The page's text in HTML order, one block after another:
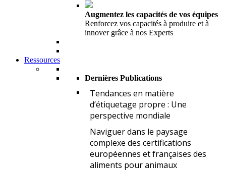
Augmentez les capacités de vos équipes
Renforcez vos capacités à produire et à
innover grâce à nos Experts
Ressources
Dernières Publications
Tendances en matière
d’étiquetage propre : Une
perspective mondiale
Naviguer dans le paysage
complexe des certifications
européennes et françaises des
aliments pour animaux